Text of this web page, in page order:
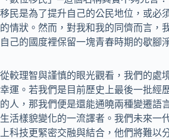
移民是為了提升自己的公民地位，或必
的情狀。然而，對我和我的同儕而言，
自己的國度裡保留一塊青春時期的歇腳
從較理智與謹慎的眼光觀看，我們的處
幸運。若我們是目前歷史上最後一批經
的人，那我們便是還能通曉兩種變遷語
生活樣貌變化的一流譯者。我們未來一
上科技更緊密交融與結合，他們將難以